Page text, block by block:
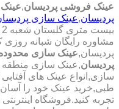
عینک فروشی پردیسان,
پردیسان,عینک سازی
مشاوره رایگان شبانه
پردیسان,عینک سازی
پردیسان,عینک سازی
سازی,انواع عینک های
طبی,خرید عینک خود را
تجربه کنید.فروشگاه